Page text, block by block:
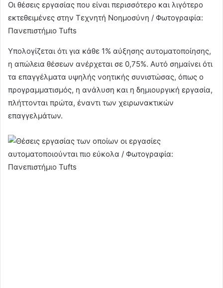
Οι θέσεις εργασίας που είναι περισσότερο και λιγότερο
εκτεθειμένες στην Τεχνητή Νοημοσύνη / Φωτογραφία:
Πανεπιστήμιο Tufts
Υπολογίζεται ότι για κάθε 1% αύξησης αυτοματοποίησης,
η απώλεια θέσεων ανέρχεται σε 0,75%. Αυτό σημαίνει ότι
τα επαγγέλματα υψηλής νοητικής συνιστώσας, όπως ο
προγραμματισμός, η ανάλυση και η δημιουργική εργασία,
πλήττονται πρώτα, έναντι των χειρωνακτικών
επαγγελμάτων.